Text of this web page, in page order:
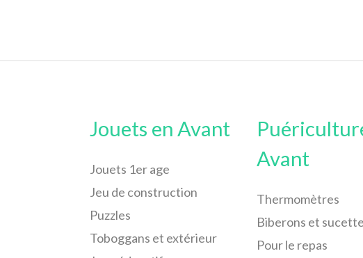
Jouets en Avant
Jouets 1er age
Jeu de construction
Puzzles
Toboggans et extérieur
Avant
Thermomètres
Biberons et
Pour le repas